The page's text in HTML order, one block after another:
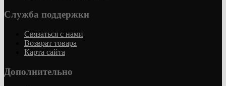
Служба поддержки
Связаться с нами
Возврат товара
Карта сайта
Дополнительно